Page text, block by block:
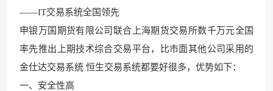
——IT交易系统全国领先
申银万国期货有限公司联合上海期货交易所数千万元全国
率先推出上期技术综合交易平台，比市面其他公司采用的
金仕达交易系统 恒生交易系统都要好很多，优势如下：
一、安全性高